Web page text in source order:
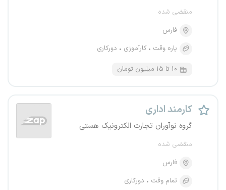
منقضی شده
فارس
پاره وقت
کارآموزی دورکاری
۱۰ تا ۱۵ میلیون تومان
کارمند اداری
گروه نوآوران تجارت الکترونیک هستی
منقضی شده
فارس
تمام وقت
دورکاری